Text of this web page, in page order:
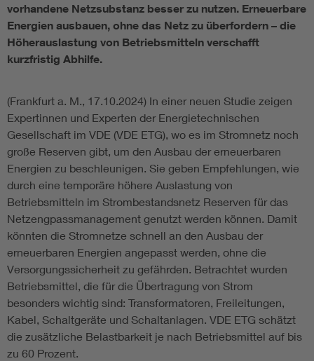
Energy efficiency
Energy storage
Functional safety
vorhandene Netzsubstanz besser zu nutzen. Erneuerbare
Energien ausbauen, ohne das Netz zu überfordern – die
Höherauslastung von Betriebsmitteln verschafft
kurzfristig Abhilfe.
(Frankfurt a. M., 17.10.2024) In einer neuen Studie zeigen
Expertinnen und Experten der Energietechnischen
Gesellschaft im VDE (VDE ETG), wo es im Stromnetz noch
große Reserven gibt, um den Ausbau der erneuerbaren
Energien zu beschleunigen. Sie geben Empfehlungen, wie
durch eine temporäre höhere Auslastung von
Betriebsmitteln im Strombestandsnetz Reserven für das
Netzengpassmanagement genutzt werden können. Damit
könnten die Stromnetze schnell an den Ausbau der
erneuerbaren Energien angepasst werden, ohne die
Versorgungssicherheit zu gefährden. Betrachtet wurden
Betriebsmittel, die für die Übertragung von Strom
besonders wichtig sind: Transformatoren, Freileitungen,
Kabel, Schaltgeräte und Schaltanlagen. VDE ETG schätzt
die zusätzliche Belastbarkeit je nach Betriebsmittel auf bis
zu 60 Prozent.